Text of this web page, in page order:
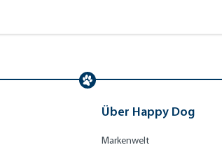
Über Happy Dog
Markenwelt